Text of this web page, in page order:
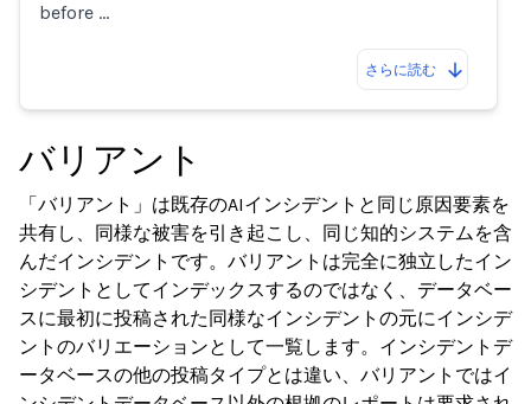
before …
さらに読む
バリアント
「バリアント」は既存のAIインシデントと同じ原因要素を
共有し、同様な被害を引き起こし、同じ知的システムを含
んだインシデントです。バリアントは完全に独立したイン
シデントとしてインデックスするのではなく、データベー
スに最初に投稿された同様なインシデントの元にインシデ
ントのバリエーションとして一覧します。インシデントデ
ータベースの他の投稿タイプとは違い、バリアントではイ